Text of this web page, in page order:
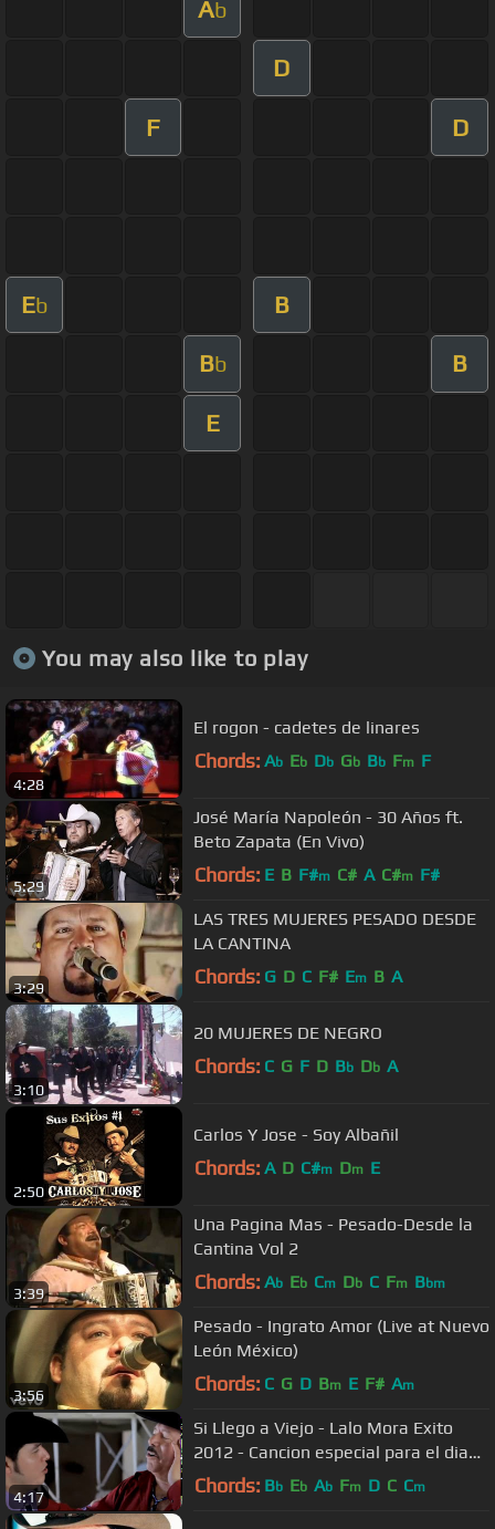
Ab
D
F D
Eb B
Bb B
E
You may also like to play
4:28
El rogon - cadetes de linares
Chords: Ab Eb Db Gb Bb Fm F
5:29
José María Napoleón - 30 Años ft.
Beto Zapata (En Vivo)
Chords: E B F#m C# A C#m F#
3:29
LAS TRES MUJERES PESADO DESDE
LA CANTINA
Chords: G D C F# Em B A
3:10
20 MUJERES DE NEGRO
Chords: C G F D Bb Db A
2:50
Carlos Y Jose - Soy Albañil
Chords: A D C#m Dm E
3:39
Una Pagina Mas - Pesado-Desde la
Cantina Vol 2
Chords: Ab Eb Cm Db C Fm Bbm
3:56
Pesado - Ingrato Amor (Live at Nuevo
León México)
Chords: C G D Bm E F# Am
4:17
Si Llego a Viejo - Lalo Mora Exito
2012 - Cancion especial para el dia
del padre
Chords: Bb Eb Ab Fm D C Cm